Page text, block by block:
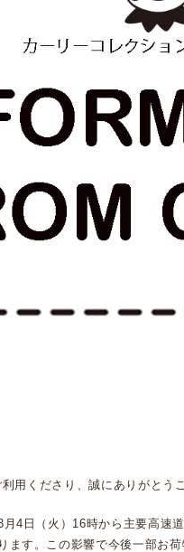
用くださり、誠にありがとう
月4日（火）16時から主要高速
ます。この影響で今後一部お